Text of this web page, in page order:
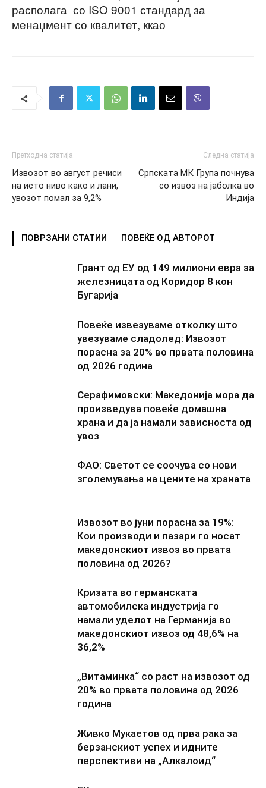
располага со ISO 9001 стандард за
менаџмент со квалитет, ккао
Претходна статија
Извозот во август речиси
на исто ниво како и лани,
увозот помал за 9,2%
Следна статија
Српската МК Група почнува
со извоз на јаболка во
Индија
ПОВРЗАНИ СТАТИИ ПОВЕЌЕ ОД АВТОРОТ
Грант од ЕУ од 149 милиони евра за
железницата од Коридор 8 кон
Бугарија
Повеќе извезуваме отколку што
увезуваме сладолед: Извозот
порасна за 20% во првата половина
од 2026 година
Серафимовски: Македонија мора да
произведува повеќе домашна
храна и да ја намали зависноста од
увоз
ФАО: Светот се соочува со нови
зголемувања на цените на храната
Извозот во јуни порасна за 19%:
Кои производи и пазари го носат
македонскиот извоз во првата
половина од 2026?
Кризата во германската
автомобилска индустрија го
намали уделот на Германија во
македонскиот извоз од 48,6% на
36,2%
„Витаминка“ со раст на извозот од
20% во првата половина од 2026
година
Живко Мукаетов од прва рака за
берзанскиот успех и идните
перспективи на „Алкалоид“